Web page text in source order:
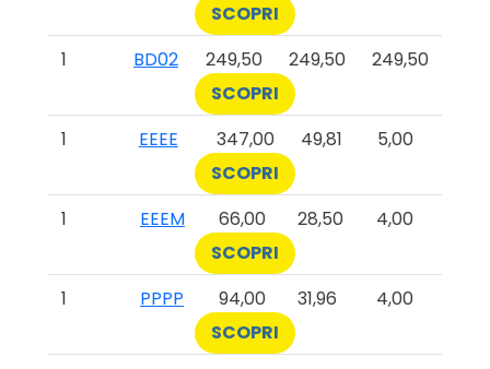
SCOPRI
1
BD02 249,50 249,50
249,50
SCOPRI
1
EEEE 347,00 49,81
5,00
SCOPRI
1
EEEM 66,00 28,50
4,00
SCOPRI
1
PPPP 94,00 31,96
4,00
SCOPRI